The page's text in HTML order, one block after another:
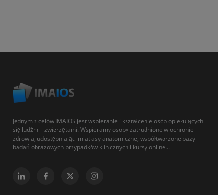
Jednym z celów IMAIOS jest wspieranie i kształcenie osób opiekujących
się ludźmi i zwierzętami. Wspieramy osoby zatrudnione w ochronie
zdrowia, udostępniając im atlasy anatomiczne, współtworzone bazy
badań obrazowych przypadków klinicznych i kursy online...